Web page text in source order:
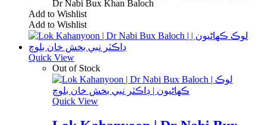
Dr Nabi Bux Khan Baloch
Add to Wishlist
Add to Wishlist
Quick View
Out of Stock
Quick View